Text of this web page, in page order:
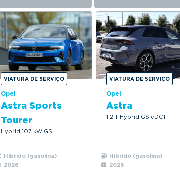
VIATURA DE SERVIÇO
Opel
Astra Sports
Tourer
Hybrid 107 kW GS
Híbrido (gasolina)
2026
VIATURA DE SERVIÇO
Opel
Astra
1.2 T Hybrid GS eDCT
Híbrido (gasolina)
2026